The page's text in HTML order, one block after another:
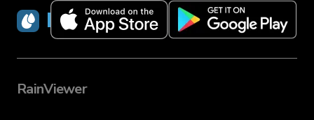
RainViewer
RainViewer